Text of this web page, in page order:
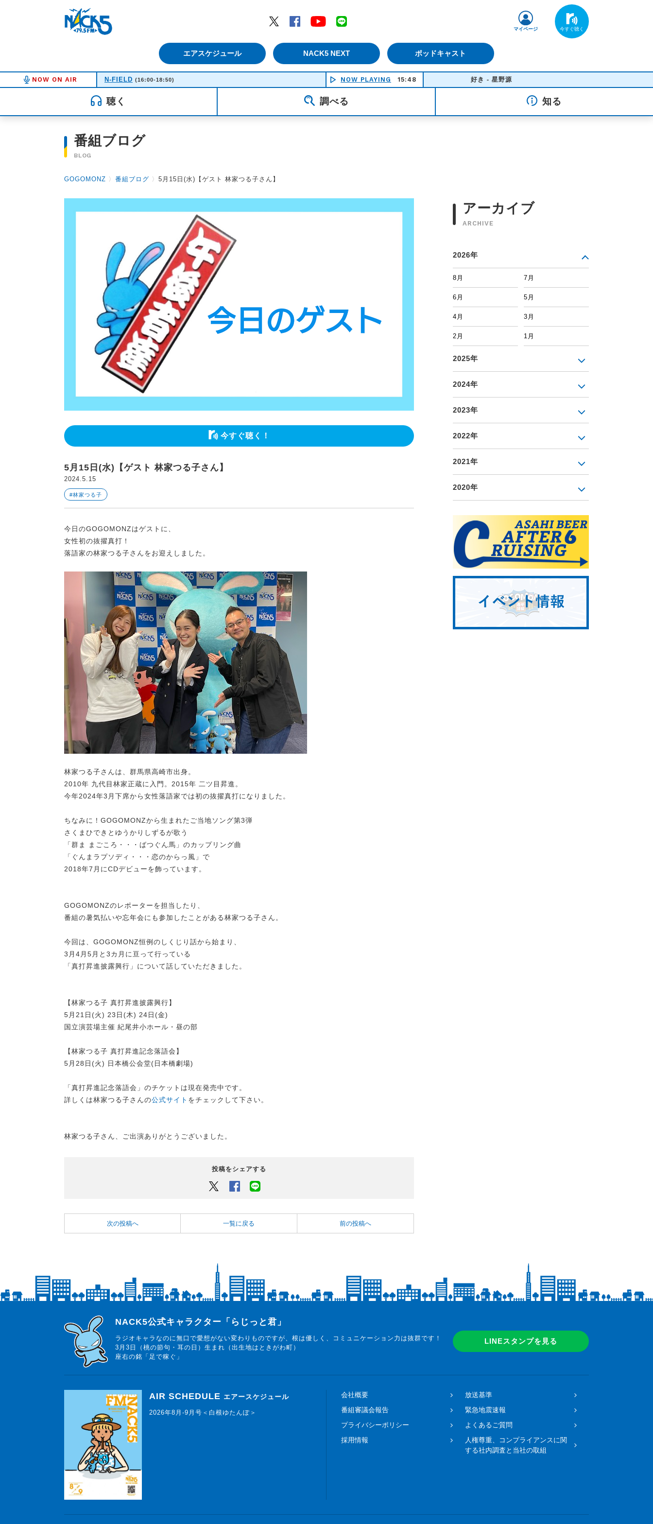
Twitter
Facebook YouTube
エアスケジュール NACK5 NEXT ポッドキャスト
マイページ
NOW ON AIR N-FIELD (16:00-18:50) NOW PLAYING 15:48 好き - 星野源
聴く 調べる 知る
番組ブログ
BLOG
GOGOMONZ 〉 番組ブログ 〉 5月15日(水)【ゲスト 林家つる子さん】
今すぐ聴く！
5月15日(水)【ゲスト 林家つる子さん】
2024.5.15
#林家つる子
今日のGOGOMONZはゲストに、
女性初の抜擢真打！
落語家の林家つる子さんをお迎えしました。
林家つる子さんは、群馬県高崎市出身。
2010年 九代目林家正蔵に入門。2015年 二ツ目昇進。
今年2024年3月下席から女性落語家では初の抜擢真打になりました。
ちなみに！GOGOMONZから生まれたご当地ソング第3弾
さくまひできとゆうかりしずるが歌う
「群ま まごころ・・・ばつぐん馬」のカップリング曲
「ぐんまラプソディ・・・恋のからっ風」で
2018年7月にCDデビューを飾っています。
GOGOMONZのレポーターを担当したり、
番組の暑気払いや忘年会にも参加したことがある林家つる子さん。
今回は、GOGOMONZ恒例のしくじり話から始まり、
3月4月5月と3カ月に亘って行っている
「真打昇進披露興行」について話していただきました。
【林家つる子 真打昇進披露興行】
5月21日(火) 23日(木) 24日(金)
国立演芸場主催 紀尾井小ホール・昼の部
【林家つる子 真打昇進記念落語会】
5月28日(火) 日本橋公会堂(日本橋劇場)
「真打昇進記念落語会」のチケットは現在発売中です。
詳しくは林家つる子さんの公式サイト をチェックして下さい。
林家つる子さん、ご出演ありがとうございました。
投稿をシェアする
Twitter Facebook
次の投稿へ 一覧に戻る 前の投稿へ
アーカイブ
ARCHIVE
2026年
8月 7月
6月 5月
4月 3月
2月 1月
2025年
2024年
2023年
2022年
2021年
2020年
らじっと君
NACK5公式キャラクター「らじっと君」
ラジオキャラなのに無口で愛想がない変わりものですが、根は優しく、コミュニケーション力は抜群です！
3月3日（桃の節句・耳の日）生まれ（出生地はときがわ町）
座右の銘「足で稼ぐ」
LINEスタンプを見る
AIR SCHEDULE エアースケジュール
2026年8月-9月号＜白根ゆたんぽ＞
会社概要
放送基準
番組審議会報告
緊急地震速報
プライバシーポリシー
よくあるご質問
採用情報
人権尊重、コンプライアンスに関
する社内調査と当社の取組